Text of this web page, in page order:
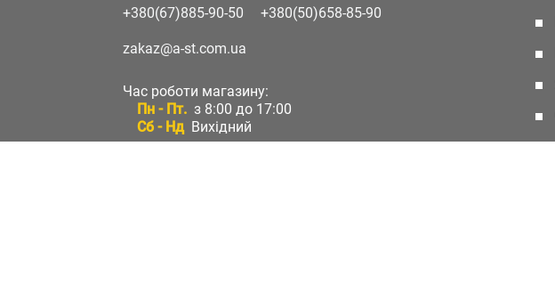
+380(67)885-90-50 +380(50)658-85-90
zakaz@a-st.com.ua
Час роботи магазину:
Пн - Пт. з 8:00 до 17:00
Сб - Нд Вихідний